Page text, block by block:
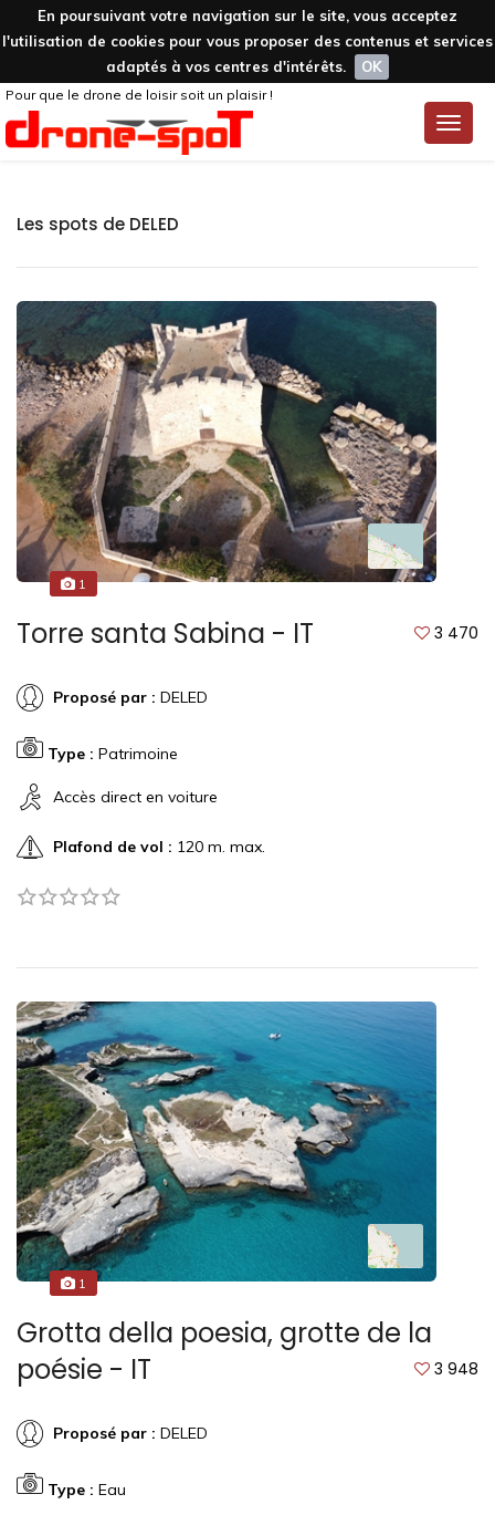
En poursuivant votre navigation sur le site, vous acceptez
l'utilisation de cookies pour vous proposer des contenus et services
adaptés à vos centres d'intérêts.
OK
Toggle
Pour que le drone de loisir soit un plaisir !
Les spots de DELED
1
Torre santa Sabina - IT 3 470
Proposé par : DELED
Type : Patrimoine
Accès direct en voiture
Plafond de vol : 120 m. max.
1
Grotta della poesia, grotte de la
poésie - IT
3 948
Proposé par : DELED
Type : Eau